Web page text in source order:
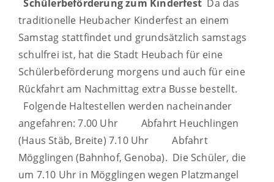
Schülerbeförderung zum Kinderfest Da das
traditionelle Heubacher Kinderfest an einem
Samstag stattfindet und grundsätzlich samstags
schulfrei ist, hat die Stadt Heubach für eine
Schülerbeförderung morgens und auch für eine
Rückfahrt am Nachmittag extra Busse bestellt.
Folgende Haltestellen werden nacheinander
angefahren: 7.00 Uhr Abfahrt Heuchlingen
(Haus Stäb, Breite) 7.10 Uhr Abfahrt
Mögglingen (Bahnhof, Genoba). Die Schüler, die
um 7.10 Uhr in Mögglingen wegen Platzmangel